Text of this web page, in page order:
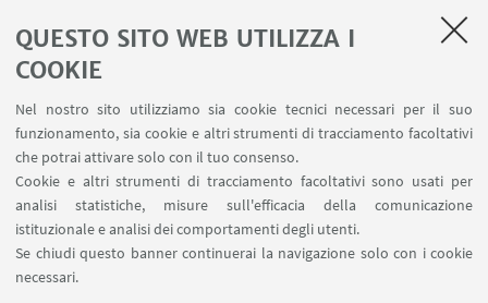
QUESTO SITO WEB UTILIZZA I
COOKIE
Nel nostro sito utilizziamo sia cookie tecnici necessari per il suo
funzionamento, sia cookie e altri strumenti di tracciamento facoltativi
che potrai attivare solo con il tuo consenso.
Cookie e altri strumenti di tracciamento facoltativi sono usati per
analisi statistiche, misure sull'efficacia della comunicazione
istituzionale e analisi dei comportamenti degli utenti.
Se chiudi questo banner continuerai la navigazione solo con i cookie
necessari.
1 ... 3 4 5 ...
LINK UTILI
Contatti
Area riservata